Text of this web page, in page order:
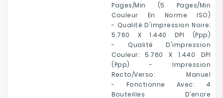
Pages/min (5 Pages/min
Couleur En Norme ISO)
- Qualité D'impression Noire:
5.760 X 1.440 DPI (ppp)
- Qualité D'impression
Couleur: 5.760 X 1.440 DPI
(ppp) - Impression
Recto/verso: Manuel
- Fonctionne Avec: 4
Bouteilles D’encre